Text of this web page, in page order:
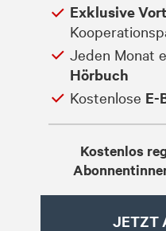
Exklusive
Jeden Monat
Hörbuch
Kostenlose E-
Kostenlos
JETZT